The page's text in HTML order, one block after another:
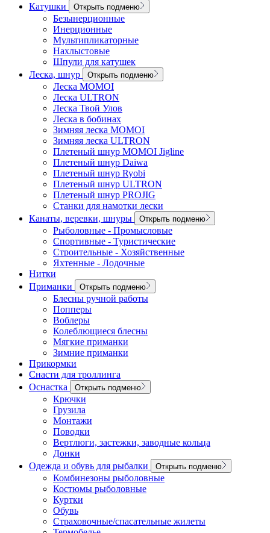
Катушки
Открыть подменю
Безынерционные
Инерционные
Мультипликаторные
Нахлыстовые
Шпули для катушек
Леска, шнур
Открыть подменю
Леска MOMOI
Леска ULTRON
Леска Твой Улов
Леска в бобинах
Зимняя леска MOMOI
Зимняя леска ULTRON
Плетеный шнур MOMOI Jigline
Плетеный шнур Daiwa
Плетеный шнур Ryobi
Плетеный шнур ULTRON
Плетеный шнур PROJIG
Станки для намотки лески
Канаты, веревки, шнуры
Открыть подменю
Рыболовные - Промысловые
Спортивные - Туристические
Строительные - Хозяйственные
Яхтенные - Лодочные
Нитки
Приманки
Открыть подменю
Блесны ручной работы
Попперы
Воблеры
Колеблющиеся блесны
Мягкие приманки
Зимние приманки
Прикормки
Снасти для троллинга
Оснастка
Открыть подменю
Крючки
Грузила
Монтажи
Поводки
Вертлюги, застежки, заводные кольца
Донки
Одежда и обувь для рыбалки
Открыть подменю
Комбинезоны рыболовные
Костюмы рыболовные
Куртки
Обувь
Страховочные/спасательные жилеты